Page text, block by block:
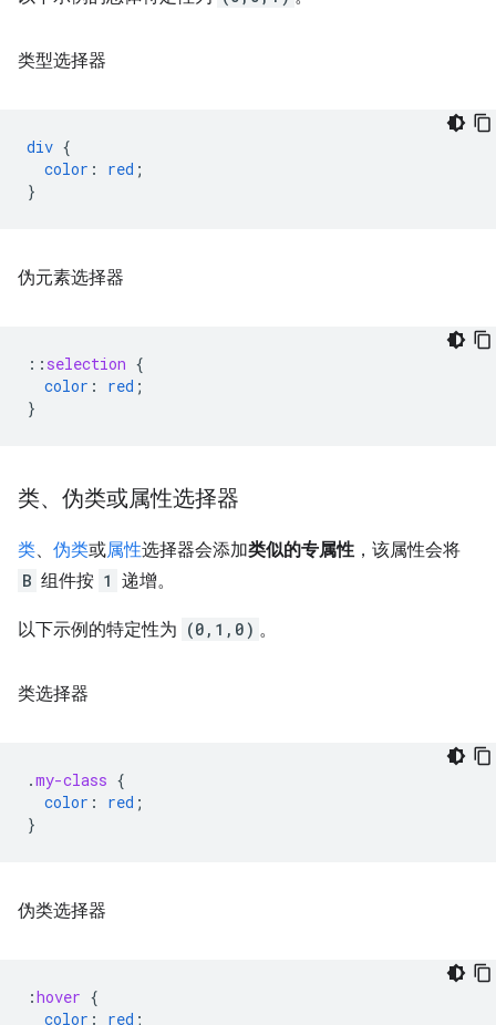
类型选择器
div {
color : red ;
}
伪元素选择器
:: selection {
color : red ;
}
类、伪类或属性选择器
类、 伪类或属性选择器会添加类似的专属性，该属性会将
B 组件按 1 递增。
以下示例的特定性为 (0,1,0) 。
类选择器
.my-class {
color : red ;
}
伪类选择器
:hover {
color : red ;